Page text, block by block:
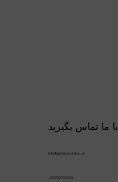
با ما تماس بگیرید
info@gardizinutrition.af
+93702722222